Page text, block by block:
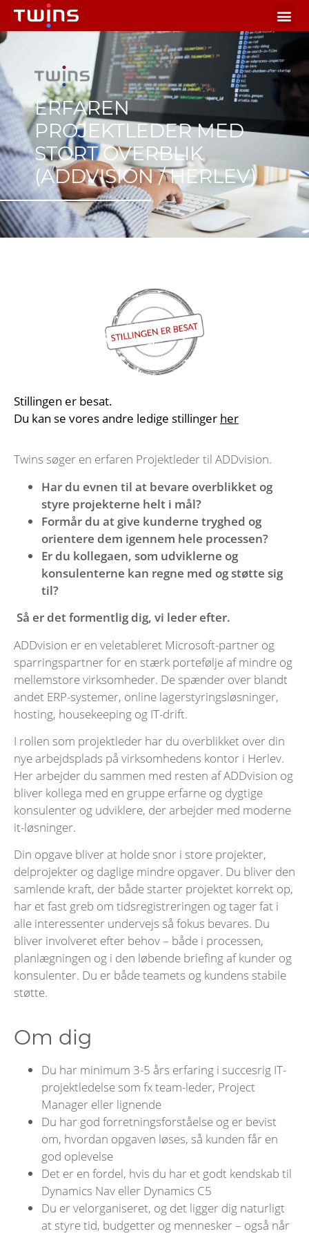
ERFAREN
PROJEKTLEDER MED
STORT OVERBLIK
(ADDVISION / HERLEV)
Stillingen er besat.
Du kan se vores andre ledige stillinger her
Twins søger en erfaren Projektleder til ADDvision.
Har du evnen til at bevare overblikket og
styre projekterne helt i mål?
Formår du at give kunderne tryghed og
orientere dem igennem hele processen?
Er du kollegaen, som udviklerne og
konsulenterne kan regne med og støtte sig
til?
Så er det formentlig dig, vi leder efter.
ADDvision er en veletableret Microsoft-partner og
sparringspartner for en stærk portefølje af mindre og
mellemstore virksomheder. De spænder over blandt
andet ERP-systemer, online lagerstyringsløsninger,
hosting, housekeeping og IT-drift.
I rollen som projektleder har du overblikket over din
nye arbejdsplads på virksomhedens kontor i Herlev.
Her arbejder du sammen med resten af ADDvision og
bliver kollega med en gruppe erfarne og dygtige
konsulenter og udviklere, der arbejder med moderne
it-løsninger.
Din opgave bliver at holde snor i store projekter,
delprojekter og daglige mindre opgaver. Du bliver den
samlende kraft, der både starter projektet korrekt op,
har et fast greb om tidsregistreringen og tager fat i
alle interessenter undervejs så fokus bevares. Du
bliver involveret efter behov – både i processen,
planlægningen og i den løbende briefing af kunder og
konsulenter. Du er både teamets og kundens stabile
støtte.
Om dig
Du har minimum 3-5 års erfaring i succesrig IT-
projektledelse som fx team-leder, Project
Manager eller lignende
Du har god forretningsforståelse og er bevist
om, hvordan opgaven løses, så kunden får en
god oplevelse
Det er en fordel, hvis du har et godt kendskab til
Dynamics Nav eller Dynamics C5
Du er velorganiseret, og det ligger dig naturligt
at styre tid, budgetter og mennesker – også når